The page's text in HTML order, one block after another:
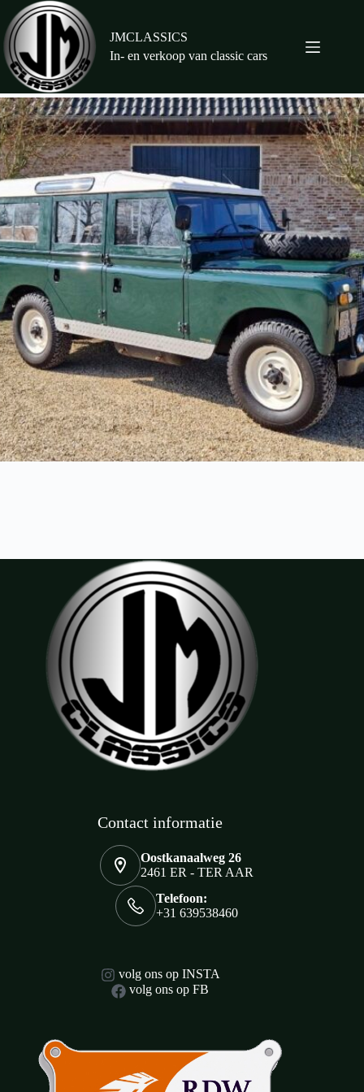
naar
de
inhoud
JMCLASSICS
In- en verkoop van classic cars
Contact informatie
Oostkanaalweg 26
2461 ER - TER AAR
Telefoon:
+31 639538460
volg ons op INSTA
volg ons op FB